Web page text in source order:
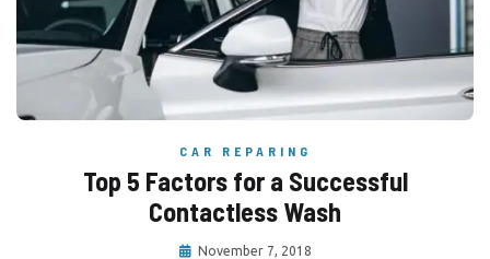
CAR REPARING
Top 5 Factors for a Successful
Contactless Wash
November 7, 2018